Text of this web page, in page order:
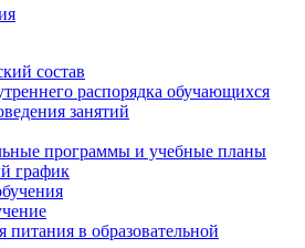
состав
распорядка обучающихся
занятий
программы и учебные планы
график
питания в образовательной